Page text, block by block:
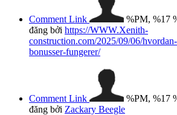
Comment Link
%PM, %17
đăng bởi https://WWW.Xenith-
construction.com/2025/09/06/
bonusser-fungerer/
Comment Link
%PM, %17
đăng bởi Zackary Beegle